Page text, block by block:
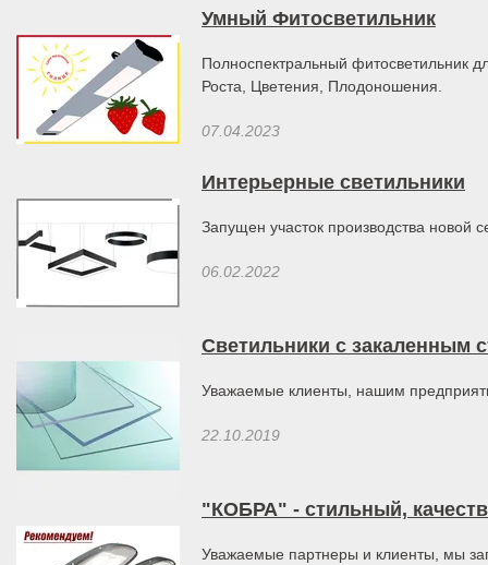
Умный Фитосветильник
Полноспектральный фитосветильник
Роста, Цветения, Плодоношения.
07.04.2023
Интерьерные светильники
Запущен участок производства новой
06.02.2022
Светильники с закаленным
Уважаемые клиенты, нашим
22.10.2019
"КОБРА" - стильный,
Уважаемые партнеры и клиенты, мы